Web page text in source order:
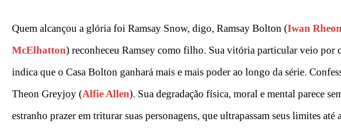
Quem alcançou a glória foi Ramsay Snow, digo, Ramsay Bolton (Iwan
McElhatton) reconheceu Ramsey como filho. Sua vitória particular veio por
indica que o Casa Bolton ganhará mais e mais poder ao longo da série.
Theon Greyjoy (Alfie Allen). Sua degradação física, moral e mental parece
estranho prazer em triturar suas personagens, que ultrapassam seus limites até